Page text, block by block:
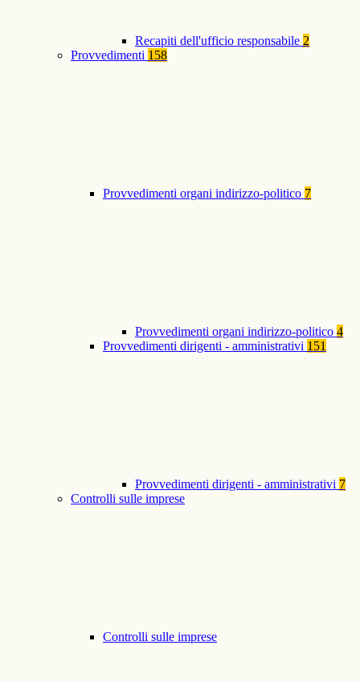
Recapiti dell'ufficio responsabile 2
Provvedimenti 158
Provvedimenti organi indirizzo-politico 7
Provvedimenti organi indirizzo-politico 4
Provvedimenti dirigenti - amministrativi 151
Provvedimenti dirigenti - amministrativi 7
Controlli sulle imprese
Controlli sulle imprese